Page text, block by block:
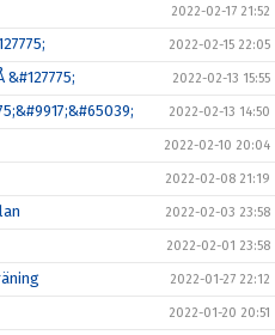
2022-02-17 21:52
2022-02-15 22:05
&#127775; 2022-02-13 15:55
2022-02-13 14:50
2022-02-10 20:04
2022-02-08 21:19
2022-02-03 23:58
2022-02-01 23:58
2022-01-27 22:12
2022-01-20 20:51